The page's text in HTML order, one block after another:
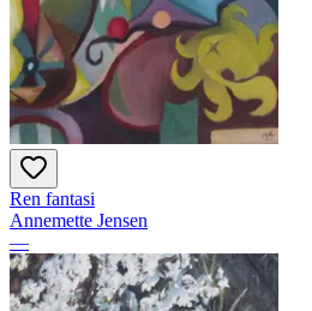
Ren fantasi
Annemette Jensen
—